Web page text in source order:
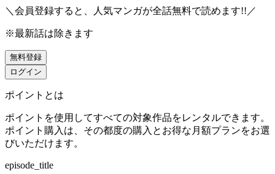
＼会員登録すると、人気マンガが全話無料で読めます!!／
※最新話は除きます
無料登録
ログイン
ポイントとは
ポイントを使用してすべての対象作品をレンタルできます。
ポイント購入は、その都度の購入とお得な月額プランをお選
びいただけます。
episode_title